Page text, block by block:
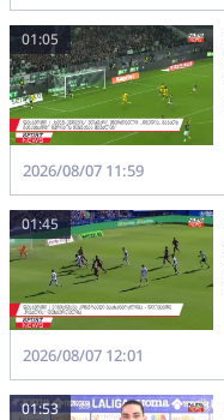
01:05
2026/08/07 11:59
01:45
2026/08/07 12:01
01:53